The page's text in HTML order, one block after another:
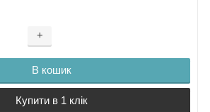
+
В кошик
Купити в 1 клік